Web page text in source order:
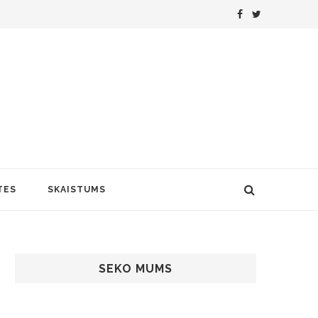
SKAISTUMS
SEKO MUMS